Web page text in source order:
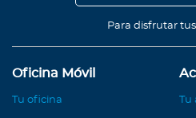
Para disfrutar
Oficina Móvil
Tu oficina Tu